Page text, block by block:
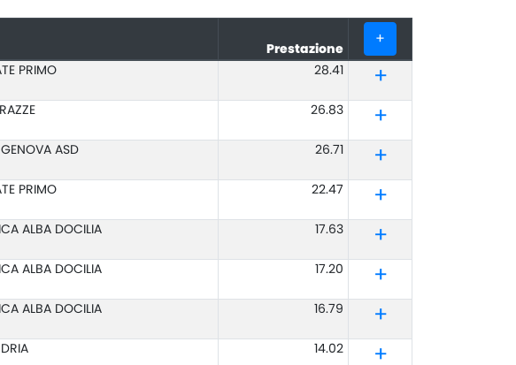
Prestazione
+
PRIMO 28.41
26.83
ASD 26.71
PRIMO 22.47
ALBA DOCILIA 17.63
ALBA DOCILIA 17.20
ALBA DOCILIA 16.79
14.02